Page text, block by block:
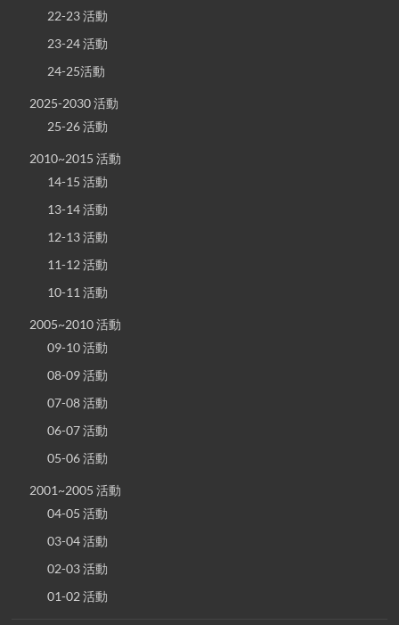
22-23 活動
23-24 活動
24-25活動
2025-2030 活動
25-26 活動
2010~2015 活動
14-15 活動
13-14 活動
12-13 活動
11-12 活動
10-11 活動
2005~2010 活動
09-10 活動
08-09 活動
07-08 活動
06-07 活動
05-06 活動
2001~2005 活動
04-05 活動
03-04 活動
02-03 活動
01-02 活動